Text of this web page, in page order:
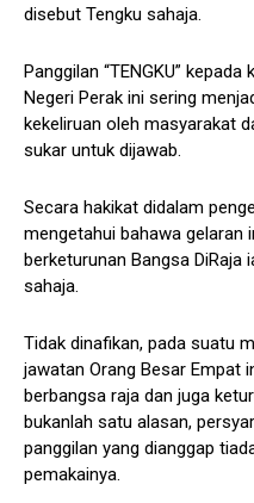
disebut Tengku sahaja.
Panggilan “TENGKU”
Negeri Perak ini sering
kekeliruan oleh masyarakat
sukar untuk dijawab.
Secara hakikat didalam
mengetahui bahawa gelaran
berketurunan Bangsa DiRaja
sahaja.
Tidak dinafikan, pada suatu
jawatan Orang Besar Empat
berbangsa raja dan juga
bukanlah satu alasan,
panggilan yang dianggap
pemakainya.